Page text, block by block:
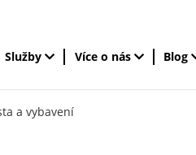
Služby Více o nás Blog
a vybavení